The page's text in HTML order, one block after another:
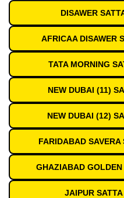
DISAWER
AFRICAA DISAWER
TATA MORNING
NEW DUBAI (11)
NEW DUBAI (12)
FARIDABAD
GHAZIABAD
JAIPUR